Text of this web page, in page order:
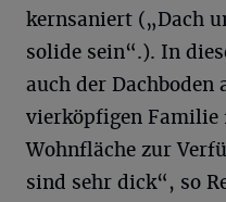
kernsaniert („Dach
solide sein“.). In
auch der Dachboden
vierköpfigen Familie
Wohnfläche zur
sind sehr dick“, so